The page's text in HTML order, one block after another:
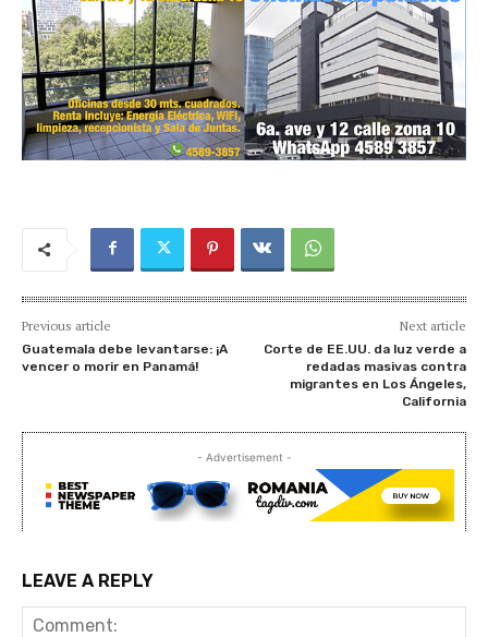
Previous article
Guatemala debe levantarse: ¡A
vencer o morir en Panamá!
Next article
Corte de EE.UU. da luz verde a
redadas masivas contra
migrantes en Los Ángeles,
California
- Advertisement -
LEAVE A REPLY